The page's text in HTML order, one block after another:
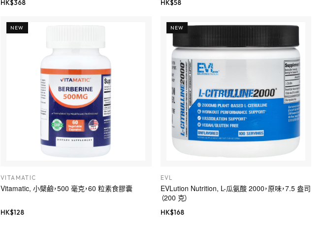
HK$368 HK$58
NEW
VITAMATIC
Vitamatic, 小檗鹼，500 毫克，60 粒素食膠囊
HK$128
NEW
EVL
EVLution Nutrition, L-瓜氨酸 2000，原味，7.5 盎司
（200 克）
HK$168